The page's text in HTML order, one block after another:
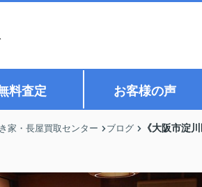
料査定 お客様の声
家・長屋買取センター ブログ 《大阪市淀